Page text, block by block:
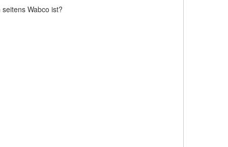
Wabco ist?